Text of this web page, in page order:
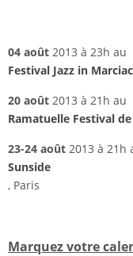
04 août 2013 à 23h au
Festival Jazz in Marciac
20 août 2013 à 21h au
Ramatuelle Festival de
23-24 août 2013 à 21h
Sunside
, Paris
Marquez votre